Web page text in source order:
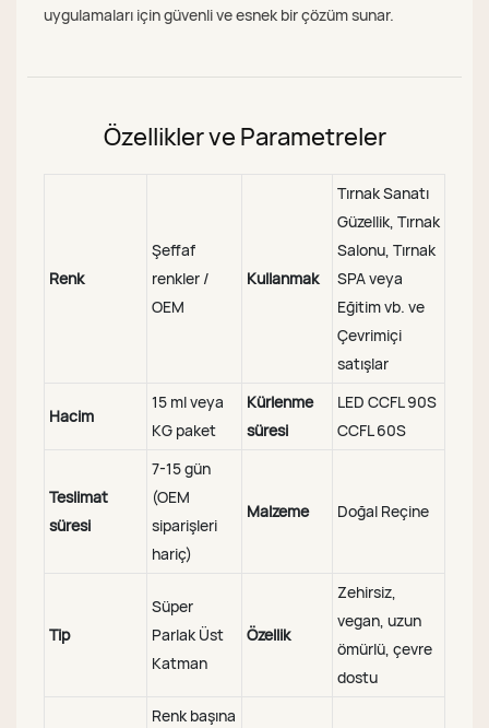
uygulamaları için güvenli ve esnek bir çözüm sunar.
Özellikler ve Parametreler
Renk
Şeffaf
renkler /
OEM
Kullanmak
Tırnak Sanatı
Güzellik, Tırnak
Salonu, Tırnak
SPA veya
Eğitim vb. ve
Çevrimiçi
satışlar
Hacim
15 ml veya
KG paket
Kürlenme
süresi
LED CCFL 90S
CCFL 60S
Teslimat
süresi
7-15 gün
(OEM
siparişleri
hariç)
Malzeme Doğal Reçine
Tip
Süper
Parlak Üst
Katman
Özellik
Zehirsiz,
vegan, uzun
ömürlü, çevre
dostu
Renk başına